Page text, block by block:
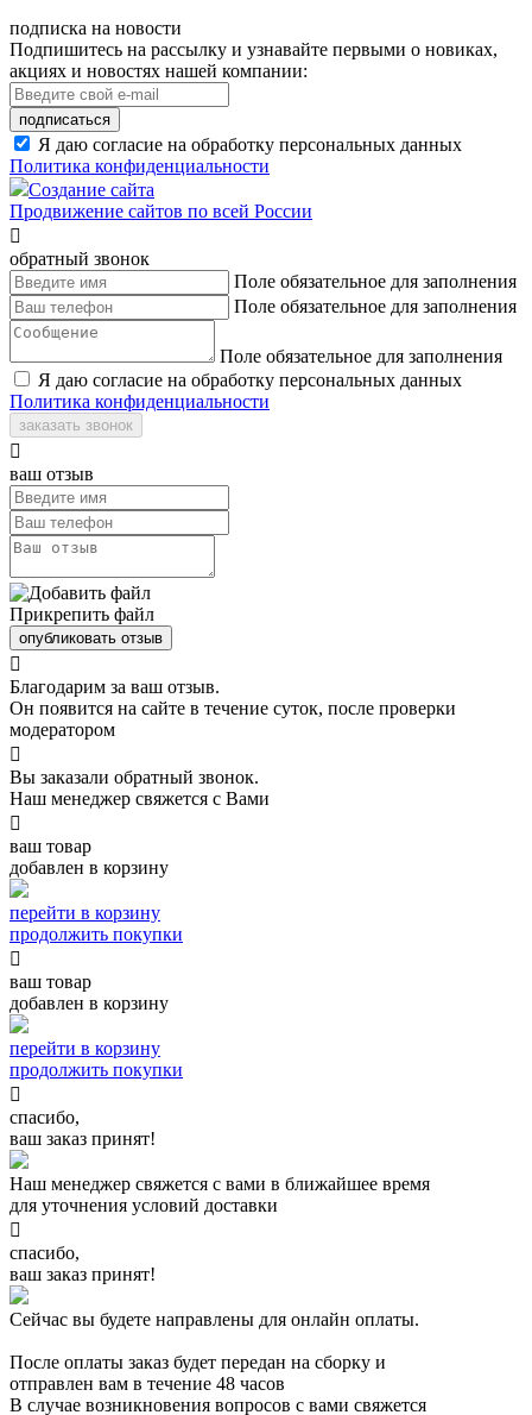
подписка на новости
Подпишитесь на рассылку и узнавайте первыми о новиках,
акциях и новостях нашей компании:
подписаться
Я даю согласие на обработку персональных данных
Политика конфиденциальности
Создание сайта
Продвижение сайтов по всей России

обратный звонок
Поле обязательное для заполнения
Поле обязательное для заполнения
Поле обязательное для заполнения
Я даю согласие на обработку персональных данных
Политика конфиденциальности
заказать звонок

ваш отзыв
Прикрепить файл
опубликовать отзыв

Благодарим за ваш отзыв.
Он появится на сайте в течение суток, после проверки
модератором

Вы заказали обратный звонок.
Наш менеджер свяжется с Вами

ваш товар
добавлен в корзину
перейти в корзину
продолжить покупки

ваш товар
добавлен в корзину
перейти в корзину
продолжить покупки

спасибо,
ваш заказ принят!
Наш менеджер свяжется с вами в ближайшее время
для уточнения условий доставки

спасибо,
ваш заказ принят!
Сейчас вы будете направлены для онлайн оплаты.
После оплаты заказ будет передан на сборку и
отправлен вам в течение 48 часов
В случае возникновения вопросов с вами свяжется